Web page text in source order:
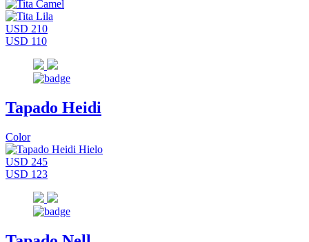
USD 210
USD 110
Tapado Heidi
Color
USD 245
USD 123